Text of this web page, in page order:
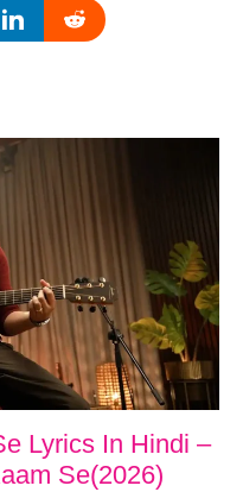
Lyrics In Hindi –
Se(2026)